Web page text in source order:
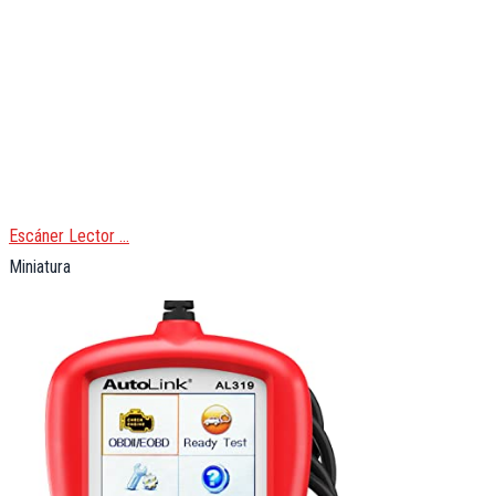
Escáner Lector …
Miniatura